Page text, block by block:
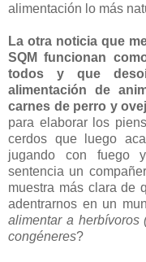
alimentación lo más
La otra noticia que
SQM funcionan
todos y que
alimentación de
carnes de perro y
para elaborar los
cerdos que luego
jugando con fuego
sentencia un
muestra más clara de
adentrarnos en un
alimentar a herbívoros
congéneres?